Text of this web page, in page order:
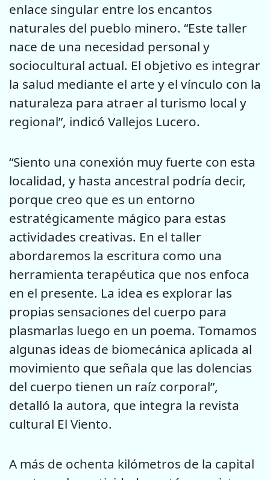
enlace singular entre los encantos
naturales del pueblo minero. “Este taller
nace de una necesidad personal y
sociocultural actual. El objetivo es integrar
la salud mediante el arte y el vínculo con la
naturaleza para atraer al turismo local y
regional”, indicó Vallejos Lucero.
“Siento una conexión muy fuerte con esta
localidad, y hasta ancestral podría decir,
porque creo que es un entorno
estratégicamente mágico para estas
actividades creativas. En el taller
abordaremos la escritura como una
herramienta terapéutica que nos enfoca
en el presente. La idea es explorar las
propias sensaciones del cuerpo para
plasmarlas luego en un poema. Tomamos
algunas ideas de biomecánica aplicada al
movimiento que señala que las dolencias
del cuerpo tienen un raíz corporal”,
detalló la autora, que integra la revista
cultural El Viento.
A más de ochenta kilómetros de la capital